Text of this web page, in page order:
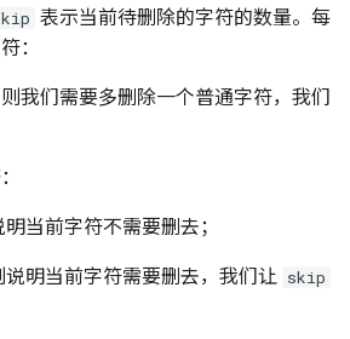
表示当前待删除的字符的数量。每
：
我们需要多删除一个普通字符，我们
当前字符不需要删去；
说明当前字符需要删去，我们让 skip